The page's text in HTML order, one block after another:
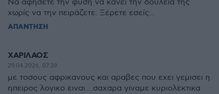
Να αφήσετε την φύση να κάνει την δουλειά της
χωρίς να την πειράζετε. Ξέρετε εσείς...
ΑΠΑΝΤΗΣΗ
ΧΑΡΙΛΑΟΣ
29.04.2026, 07:39
με τοσους αφρικανους και αραβες που εχει γεμισει η
ηπειρος λογικο ειναι....σαχαρα γιναμε κυριολεκτικα